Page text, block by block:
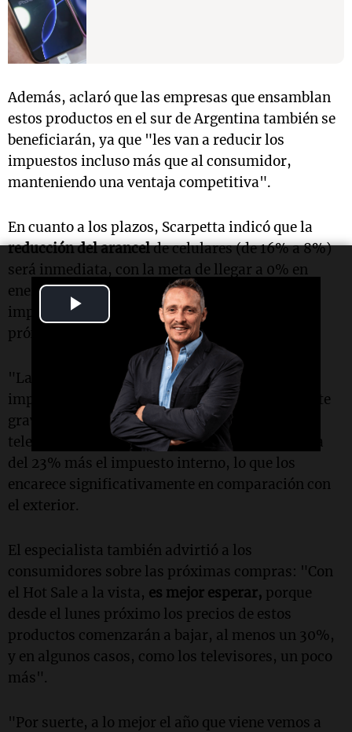
Además, aclaró que las empresas que ensamblan
estos productos en el sur de Argentina también se
beneficiarán, ya que "les van a reducir los
impuestos incluso más que al consumidor,
manteniendo una ventaja competitiva".
En cuanto a los plazos, Scarpetta indicó que la
reducción del arancelde celulares (de 16% a 8%)
será inmediata, con la meta de llegar a 0% en
enero de 2026, mientras que la eliminación del
impuesto interno comenzará a regir en los
próximos días.
"La reducción del impuesto interno es más
importante porque es muy fuerte", subrayó. Este
gravamen, explicó, afecta especialmente a los
televisores, que enfrentan una carga impositiva
del 23% más el impuesto interno, lo que los
encarece significativamente en comparación con
el exterior.
El especialista también advirtió a los
consumidores sobre las próximas compras: "Con
el Hot Sale a la vista, es mejor esperar, porque
desde el lunes próximo los precios de estos
productos comenzarán a bajar, al menos un 30%,
y en algunos casos, como los televisores, un poco
más".
"Por suerte, a lo mejor el año que viene vemos a